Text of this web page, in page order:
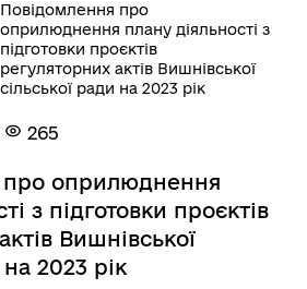
Повідомлення про
оприлюднення плану діяльності з
підготовки проєктів
регуляторних актів Вишнівської
сільської ради на 2023 рік
265
про оприлюднення
з підготовки проєктів
Вишнівської
2023 рік